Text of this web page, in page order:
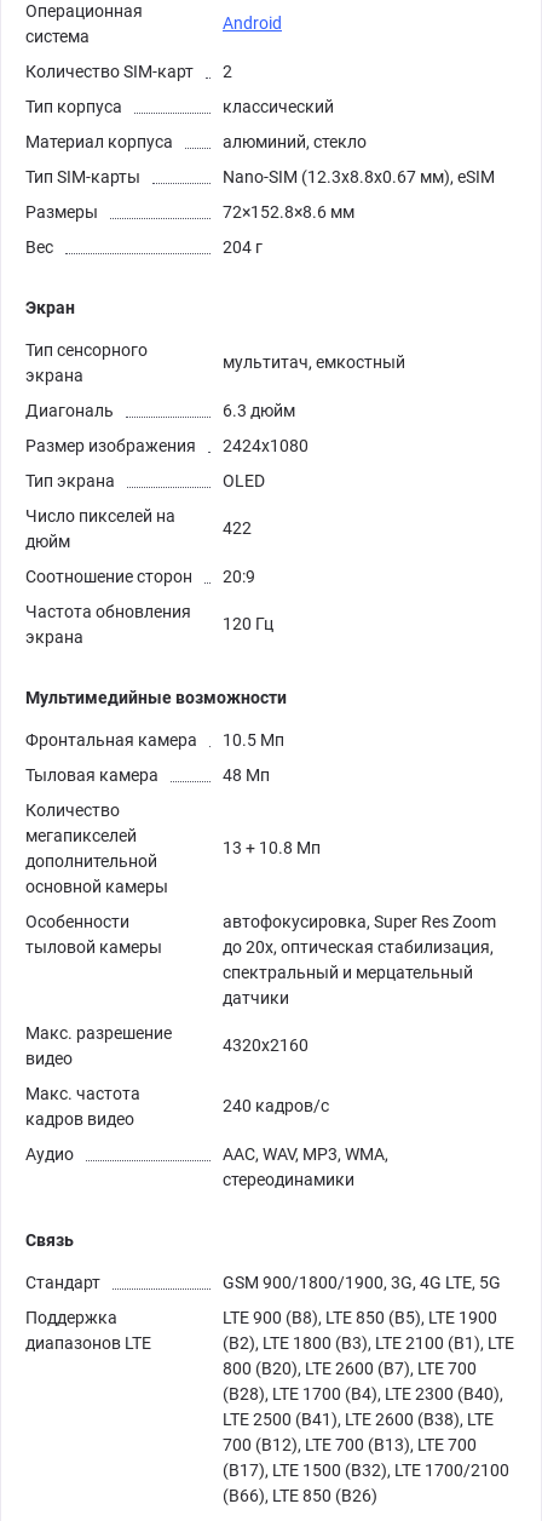
Операционная
система
Android
Количество SIM-карт
2
Тип корпуса
классический
Материал корпуса
алюминий, стекло
Тип SIM-карты
Nano-SIM (12.3x8.8x0.67 мм), eSIM
Размеры
72×152.8×8.6 мм
Вес
204 г
Экран
Тип сенсорного
экрана
мультитач, емкостный
Диагональ
6.3 дюйм
Размер изображения
2424x1080
Тип экрана
OLED
Число пикселей на
дюйм
422
Соотношение сторон
20:9
Частота обновления
экрана
120 Гц
Мультимедийные возможности
Фронтальная камера
10.5 Мп
Тыловая камера
48 Мп
Количество
мегапикселей
дополнительной
основной камеры
13 + 10.8 Мп
Особенности
тыловой камеры
автофокусировка, Super Res Zoom
до 20x, оптическая стабилизация,
спектральный и мерцательный
датчики
Макс. разрешение
видео
4320x2160
Макс. частота
кадров видео
240 кадров/с
Аудио
AAC, WAV, MP3, WMA,
стереодинамики
Связь
Стандарт
GSM 900/1800/1900, 3G, 4G LTE, 5G
Поддержка
диапазонов LTE
LTE 900 (B8), LTE 850 (B5), LTE 1900
(B2), LTE 1800 (B3), LTE 2100 (B1), LTE
800 (B20), LTE 2600 (B7), LTE 700
(B28), LTE 1700 (B4), LTE 2300 (B40),
LTE 2500 (B41), LTE 2600 (B38), LTE
700 (B12), LTE 700 (B13), LTE 700
(B17), LTE 1500 (B32), LTE 1700/2100
(B66), LTE 850 (B26)